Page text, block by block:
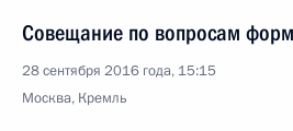
Совещание по вопросам
28 сентября 2016 года, 15:15
Москва, Кремль